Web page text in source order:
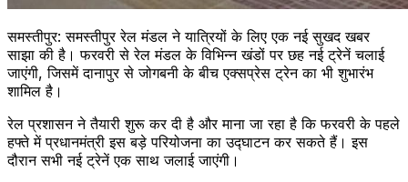
समस्तीपुर: समस्तीपुर रेल मंडल ने यात्रियों के लिए एक नई सुखद खबर
साझा की है। फरवरी से रेल मंडल के विभिन्न खंडों पर छह नई ट्रेनें चलाई
जाएंगी, जिसमें दानापुर से जोगबनी के बीच एक्सप्रेस ट्रेन का भी शुभारंभ
शामिल है।
रेल प्रशासन ने तैयारी शुरू कर दी है और माना जा रहा है कि फरवरी के पहले
हफ्ते में प्रधानमंत्री इस बड़े परियोजना का उद्घाटन कर सकते हैं। इस
दौरान सभी नई ट्रेनें एक साथ जलाई जाएंगी।